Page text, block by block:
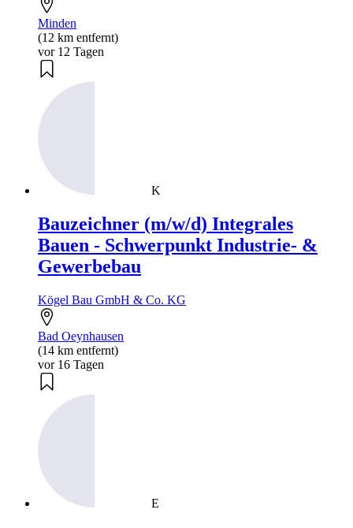
Minden
(12 km entfernt)
vor 12 Tagen
K
Bauzeichner (m/w/d) Integrales
Bauen - Schwerpunkt Industrie- &
Gewerbebau
Kögel Bau GmbH & Co. KG
Bad Oeynhausen
(14 km entfernt)
vor 16 Tagen
E